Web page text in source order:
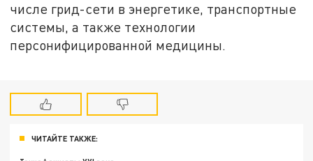
числе грид-сети в энергетике, транспортные
системы, а также технологии
персонифицированной медицины.
ЧИТАЙТЕ ТАКЖЕ: